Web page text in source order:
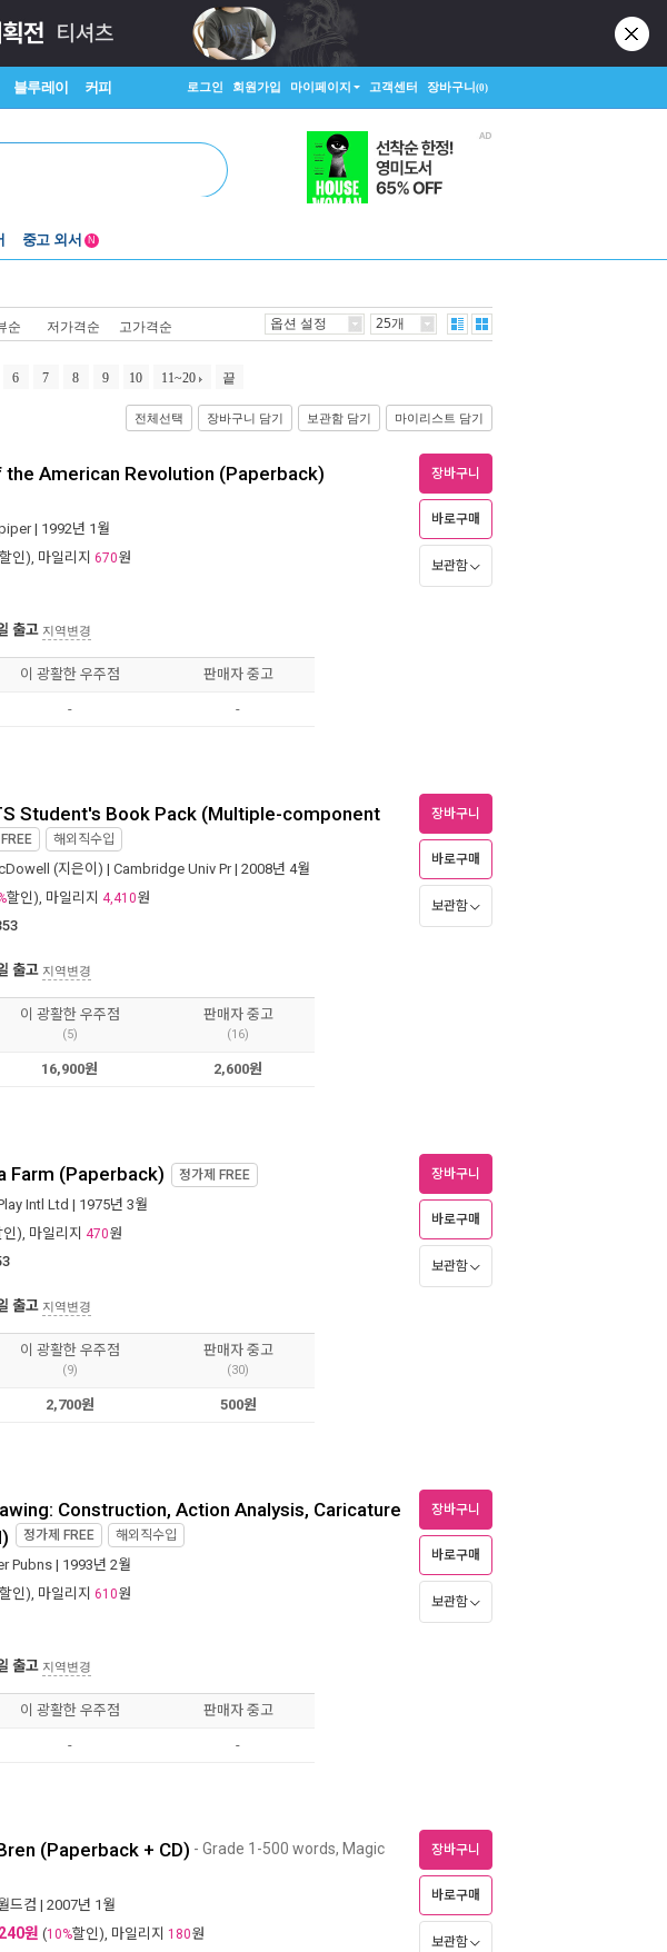
블루레이 커피 로그인 회원가입 마이페이지 고객센터 장바구니(0)
중고 외서
N
순 저가격순 고가격순 옵션 설정 25개
6 7 8 9 10 11~20 끝
전체선택 장바구니 담기 보관함 담기 마이리스트 담기
American Revolution (Paperback)
| 1992년 1월
할인), 마일리지 670원
출고 지역변경
장바구니
바로구매
보관함
이 광활한 우주점 판매자 중고
- -
Student's Book Pack (Multiple-component
FREE 해외직수입
(지은이) | Cambridge Univ Pr| 2008년 4월
할인), 마일리지 4,410원
출고 지역변경
장바구니
바로구매
보관함
이 광활한 우주점
(5)
판매자 중고
(16)
16,900원 2,600원
Farm (Paperback) 정가제 FREE
Intl Ltd | 1975년 3월
인), 마일리지 470원
출고 지역변경
장바구니
바로구매
보관함
이 광활한 우주점
(9)
판매자 중고
(30)
2,700원 500원
Construction, Action Analysis, Caricature
정가제 FREE 해외직수입
Pubns| 1993년 2월
할인), 마일리지 610원
출고 지역변경
장바구니
바로구매
보관함
이 광활한 우주점 판매자 중고
- -
(Paperback + CD) - Grade 1-500 words, Magic
드컴 | 2007년 1월
원 (10%할인), 마일리지 180원
장바구니
바로구매
보관함